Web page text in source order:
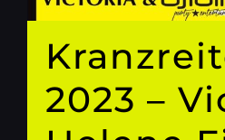
2023 –